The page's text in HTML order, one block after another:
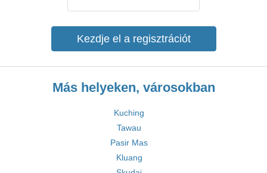
Kezdje el a regisztrációt
Más helyeken, városokban
Kuching
Tawau
Pasir Mas
Kluang